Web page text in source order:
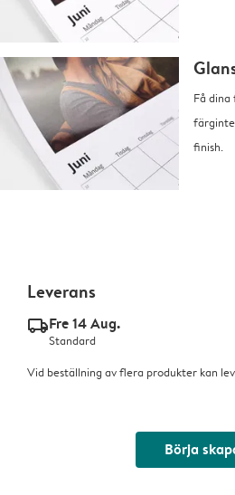
Få
finish.
Leverans
delivery_standard_v2Fre 14 Aug.
Standard
Vid beställning av flera produkter kan
Börja